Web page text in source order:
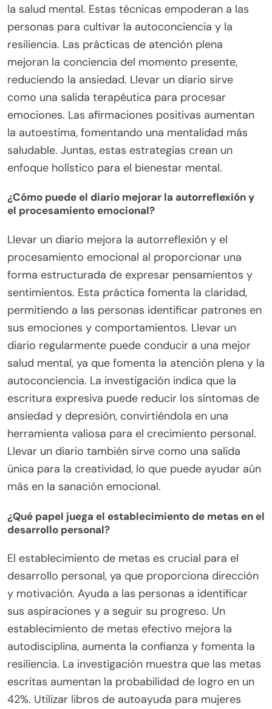
la salud mental. Estas técnicas empoderan a las
personas para cultivar la autoconciencia y la
resiliencia. Las prácticas de atención plena
mejoran la conciencia del momento presente,
reduciendo la ansiedad. Llevar un diario sirve
como una salida terapéutica para procesar
emociones. Las afirmaciones positivas aumentan
la autoestima, fomentando una mentalidad más
saludable. Juntas, estas estrategias crean un
enfoque holístico para el bienestar mental.
¿Cómo puede el diario mejorar la autorreflexión y
el procesamiento emocional?
Llevar un diario mejora la autorreflexión y el
procesamiento emocional al proporcionar una
forma estructurada de expresar pensamientos y
sentimientos. Esta práctica fomenta la claridad,
permitiendo a las personas identificar patrones en
sus emociones y comportamientos. Llevar un
diario regularmente puede conducir a una mejor
salud mental, ya que fomenta la atención plena y la
autoconciencia. La investigación indica que la
escritura expresiva puede reducir los síntomas de
ansiedad y depresión, convirtiéndola en una
herramienta valiosa para el crecimiento personal.
Llevar un diario también sirve como una salida
única para la creatividad, lo que puede ayudar aún
más en la sanación emocional.
¿Qué papel juega el establecimiento de metas en el
desarrollo personal?
El establecimiento de metas es crucial para el
desarrollo personal, ya que proporciona dirección
y motivación. Ayuda a las personas a identificar
sus aspiraciones y a seguir su progreso. Un
establecimiento de metas efectivo mejora la
autodisciplina, aumenta la confianza y fomenta la
resiliencia. La investigación muestra que las metas
escritas aumentan la probabilidad de logro en un
42%. Utilizar libros de autoayuda para mujeres